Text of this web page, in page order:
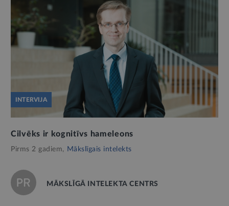
INTERVIJA
Cilvēks ir kognitīvs hameleons
Pirms 2 gadiem, Mākslīgais intelekts
MĀKSLĪGĀ INTELEKTA CENTRS